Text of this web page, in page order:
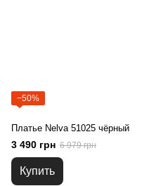
−50%
Платье Nelva 51025 чёрный
3 490 грн 6 979 грн
Купить